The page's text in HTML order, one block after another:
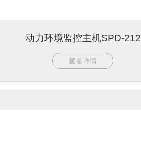
动力环境监控主机SPD-212
查看详情